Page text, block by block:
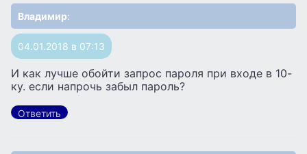
Владимир:
04.01.2018 в 07:13
И как лучше обойти запрос пароля при входе в 10-
ку. если напрочь забыл пароль?
Ответить